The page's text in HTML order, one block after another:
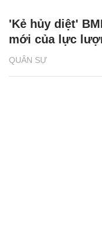
QUÂN SỰ
'Kẻ hủy diệt'
mới của lực